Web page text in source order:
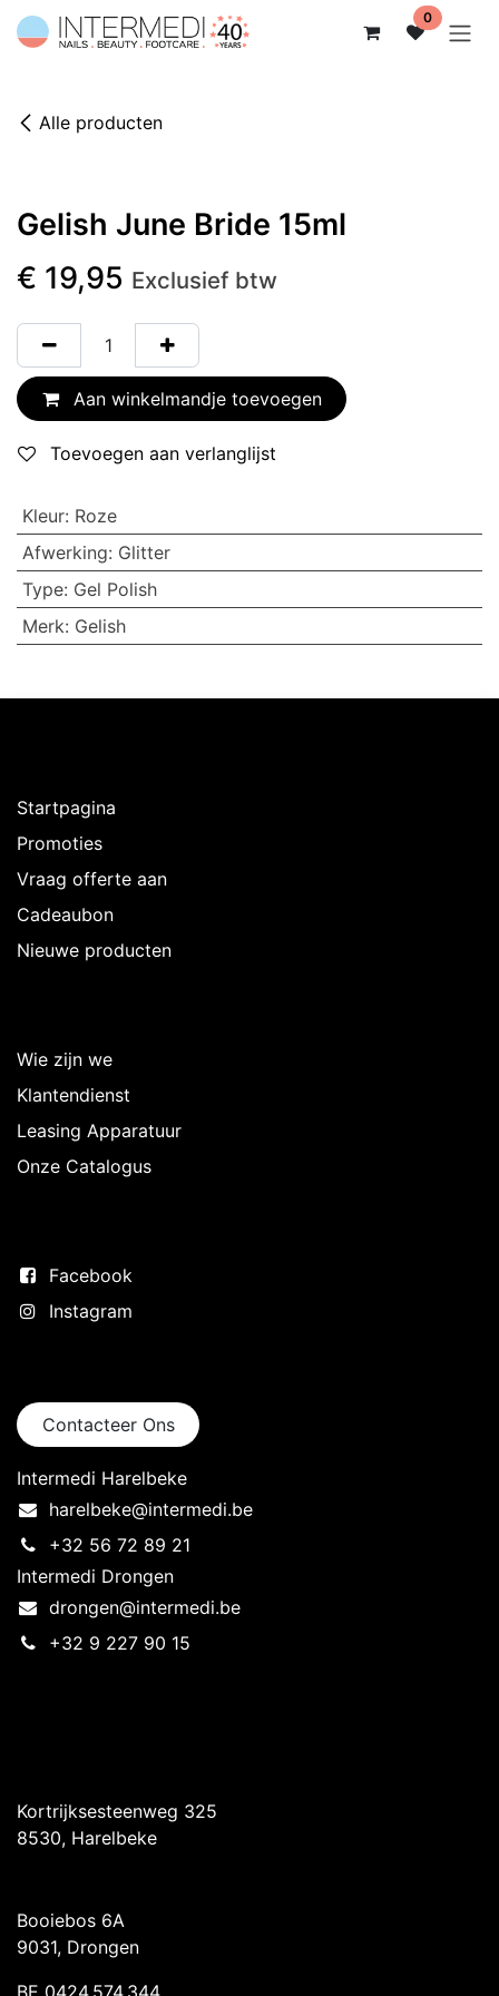
Overslaan naar inhoud 0
Alle producten
Gelish June Bride 15ml
€ 19,95 Exclusief btw
Aan winkelmandje toevoegen
Toevoegen aan verlanglijst
Kleur: Roze
Afwerking: Glitter
Type: Gel Polish
Merk: Gelish
Startpagina
Promoties
Vraag offerte aan
Cadeaubon
Nieuwe producten
Wie zijn we
Klantendienst
Leasing Apparatuur
Onze Catalogus
Facebook
Instagram
Contacteer Ons
Intermedi Harelbeke
harelbeke@intermedi.be
+32 56 72 89 21
Intermedi Drongen
drongen@intermedi.be
+32 9 227 90 15
Kortrijksesteenweg 325
8530, Harelbeke
Booiebos 6A
9031, Drongen
BE 0424.574.344